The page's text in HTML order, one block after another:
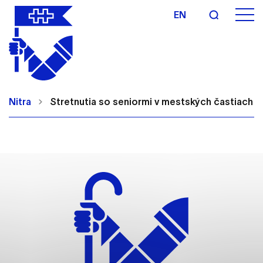
EN
Nitra Stretnutia so seniormi v mestských častiach
Nastavenie cookies
stránky môžu ukladať informácie o vašej aktivite a
preferenciách. Používajú sa napríklad k tomu, aby
Vyberte úroveň cookies, ktorú chcete povoliť
Technické cookies
Technické súbory cookie sú pre prevádzku
nevyhnutné a pomáhajú urobiť webové stránky
uplatniteľnými tým, že umožňujú základné funkcie,